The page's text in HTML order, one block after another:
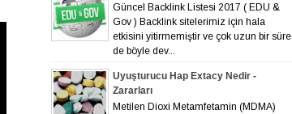
Güncel Backlink Listesi 2017 ( EDU &
Gov ) Backlink sitelerimiz için hala
etkisini yitirmemiştir ve çok uzun bir süre
de böyle dev...
Uyuşturucu Hap Extacy Nedir -
Zararları
Metilen Dioxi Metamfetamin (MDMA)